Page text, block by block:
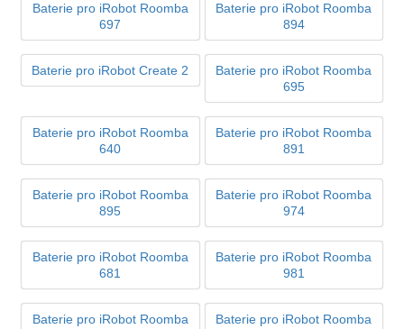
Baterie pro iRobot Roomba
697
Baterie pro iRobot Roomba
894
Baterie pro iRobot Create 2
Baterie pro iRobot Roomba
695
Baterie pro iRobot Roomba
640
Baterie pro iRobot Roomba
891
Baterie pro iRobot Roomba
895
Baterie pro iRobot Roomba
974
Baterie pro iRobot Roomba
681
Baterie pro iRobot Roomba
981
Baterie pro iRobot Roomba
Baterie pro iRobot Roomba